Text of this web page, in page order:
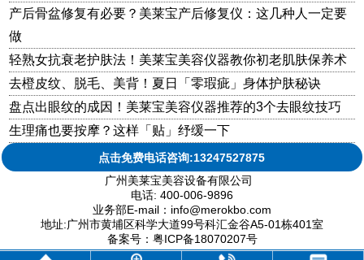
产后骨盆修复有必要？美莱宝产后修复仪：这几种人一定要
做
轻熟女抗衰老护肤法！美莱宝美容仪器教你初老肌肤保养术
去橙皮纹、脱毛、美背！夏日「零瑕疵」身体护肤秘诀
盘点出眼纹的成因！美莱宝美容仪器推荐的3个去眼纹技巧
生理痛也要按摩？这样「贴」纾缓一下
点击免费电话咨询:13247527875
广州美莱宝美容设备有限公司
电话: 400-006-9896
业务部E-mail：info@merokbo.com
地址:广州市黄埔区科学大道99号科汇金谷A5-01栋401室
备案号：粤ICP备18070207号